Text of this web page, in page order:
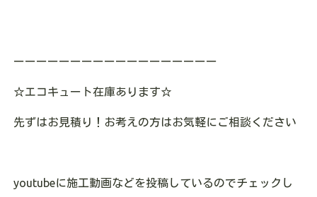
ーーーーーーーーーーーーーーーーーー
☆エコキュート在庫あります☆
先ずはお見積り！お考えの方はお気軽にご相談ください
youtubeに施工動画などを投稿しているのでチェックし